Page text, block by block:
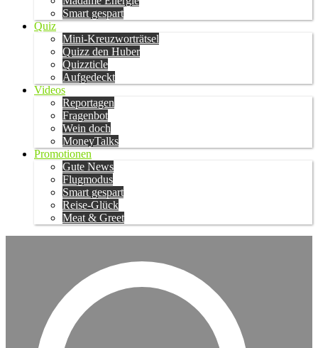
Smart gespart
Quiz
Mini-Kreuzworträtsel
Quizz den Huber
Quizzticle
Aufgedeckt
Videos
Reportagen
Fragenbot
Wein doch
MoneyTalks
Promotionen
Gute News
Flugmodus
Smart gespart
Reise-Glück
Meat & Greet